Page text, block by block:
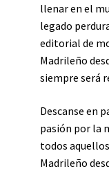
llenar en el
legado
editorial de
Madrileño
siempre será
Descanse en
pasión por la
todos
Madrileño